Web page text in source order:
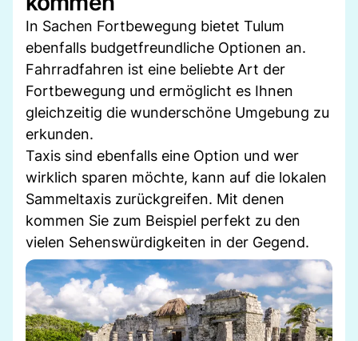
In Sachen Fortbewegung bietet Tulum
ebenfalls budgetfreundliche Optionen an.
Fahrradfahren ist eine beliebte Art der
Fortbewegung und ermöglicht es Ihnen
gleichzeitig die wunderschöne Umgebung zu
erkunden.
Taxis sind ebenfalls eine Option und wer
wirklich sparen möchte, kann auf die lokalen
Sammeltaxis zurückgreifen. Mit denen
kommen Sie zum Beispiel perfekt zu den
vielen Sehenswürdigkeiten in der Gegend.